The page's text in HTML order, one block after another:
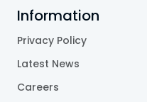
Information
Privacy Policy
Latest News
Careers